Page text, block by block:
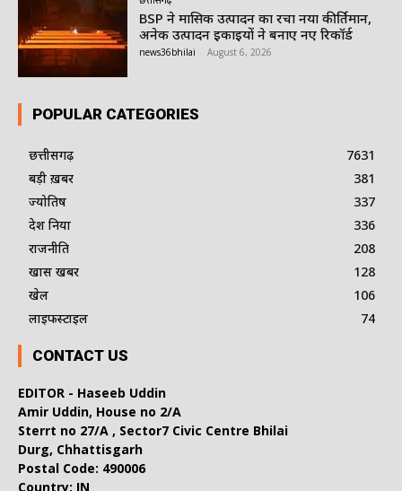
BSP ने मासिक उत्पादन का रचा नया कीर्तिमान,
अनेक उत्पादन इकाइयों ने बनाए नए रिकॉर्ड
news36bhilai August 6, 2026
POPULAR CATEGORIES
छत्तीसगढ़
7631
बड़ी ख़बर
381
ज्योतिष
337
देश दुनिया
336
राजनीति
208
खास खबर
128
खेल
106
लाइफस्टाइल
74
CONTACT US
EDITOR - Haseeb Uddin
Amir Uddin, House no 2/A
Sterrt no 27/A , Sector7 Civic Centre Bhilai
Durg, Chhattisgarh
Postal Code: 490006
Country: IN